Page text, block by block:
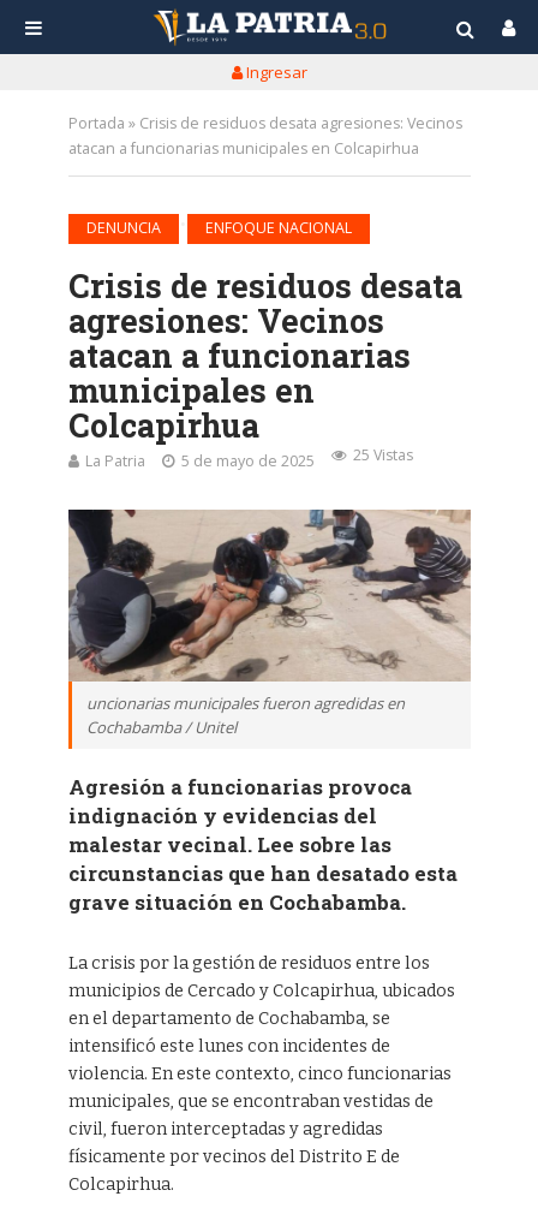
Ingresar
Portada » Crisis de residuos desata agresiones: Vecinos
atacan a funcionarias municipales en Colcapirhua
DENUNCIA ENFOQUE NACIONAL
Crisis de residuos desata
agresiones: Vecinos
atacan a funcionarias
municipales en
Colcapirhua
La Patria 5 de mayo de 2025 25 Vistas
uncionarias municipales fueron agredidas en
Cochabamba / Unitel
Agresión a funcionarias provoca
indignación y evidencias del
malestar vecinal. Lee sobre las
circunstancias que han desatado esta
grave situación en Cochabamba.
La crisis por la gestión de residuos entre los
municipios de Cercado y Colcapirhua, ubicados
en el departamento de Cochabamba, se
intensificó este lunes con incidentes de
violencia. En este contexto, cinco funcionarias
municipales, que se encontraban vestidas de
civil, fueron interceptadas y agredidas
físicamente por vecinos del Distrito E de
Colcapirhua.